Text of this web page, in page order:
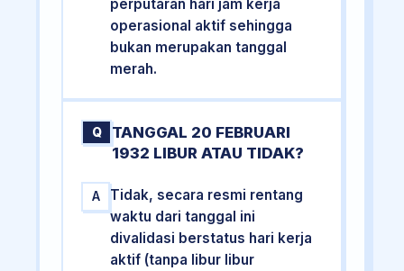
perputaran hari jam kerja
operasional aktif sehingga
bukan merupakan tanggal
merah.
Q
TANGGAL 20 FEBRUARI
1932 LIBUR ATAU TIDAK?
A
Tidak, secara resmi rentang
waktu dari tanggal ini
divalidasi berstatus hari kerja
aktif (tanpa libur libur